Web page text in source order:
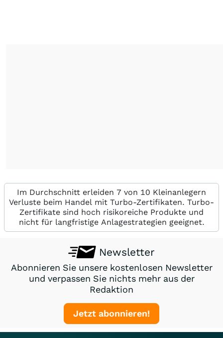
Im Durchschnitt erleiden 7 von 10 Kleinanlegern
Verluste beim Handel mit Turbo-Zertifikaten. Turbo-
Zertifikate sind hoch risikoreiche Produkte und
nicht für langfristige Anlagestrategien geeignet.
Newsletter
Abonnieren Sie unsere kostenlosen Newsletter
und verpassen Sie nichts mehr aus der
Redaktion
Jetzt abonnieren!